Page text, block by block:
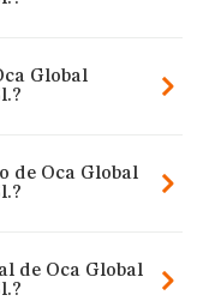
Global
de Oca Global
de Oca Global